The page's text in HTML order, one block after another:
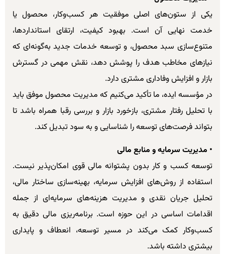
یکی از ستون‌های اصلی موفقیت هر کسب‌وکار، محصول یا
خدمت نهایی آن است. بهبود کیفیت، ارتقای استانداردها،
متنوع‌سازی سبد محصول، و توسعه خدمات جدید به‌گونه‌ای که
نیازهای مخاطب هدف را پوشش دهد، نقش مهمی در گسترش
بازار و افزایش وفاداری مشتری دارد.
در مؤسسه ایده، ما تأکید می‌کنیم که مدیریت محصول موفق باید
با تحلیل رفتار مشتری، بازخورد بازار و بررسی رقبا همراه باشد تا
بتواند فرصت‌های توسعه را شناسایی و به سود تبدیل کند.
• مدیریت سرمایه و منابع مالی
توسعه کسب و کار بدون پشتوانه مالی قوی امکان‌پذیر نیست.
استفاده از روش‌های افزایش سرمایه، بهینه‌سازی ساختار مالی،
تحلیل جریان نقدی و مدیریت هزینه‌های سرمایه‌ای از جمله
اقدامات اساسی در این حوزه است. برنامه‌ریزی مالی دقیق به
کسب‌وکار کمک می‌کند در مسیر توسعه، انعطاف و پایداری
بیشتری داشته باشد.